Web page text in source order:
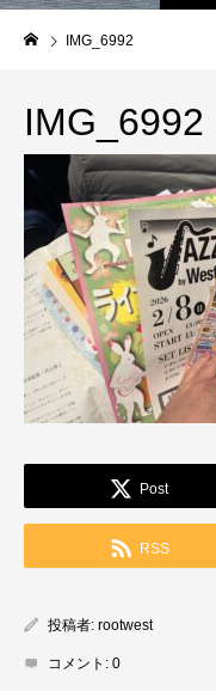
IMG_6992
IMG_6992
Post
RSS
投稿者: rootwest
コメント: 0